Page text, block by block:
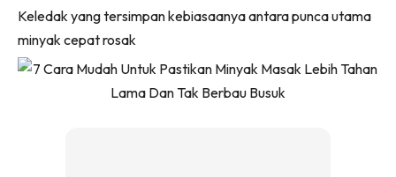
Tip Laman
Hub Ideaktiv
Keledak yang tersimpan kebiasaanya antara punca utama
minyak cepat rosak